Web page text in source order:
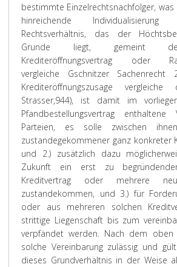
bestimmte Einzelrechtsnachfolger,
hinreichende
Rechtsverhältnis, das der
Grunde liegt, gemeint
Krediteröffnungsvertrag oder
vergleiche Gschnitzer
Krediteröffnungszusage
Strasser,944), ist damit im
Pfandbestellungsvertrag enthaltene
Parteien, es solle zwischen
zustandegekommener ganz konkreter
und 2.) zusätzlich dazu
Zukunft ein erst zu
Kreditvertrag oder mehrere
zustandekommen, und 3.) für
oder aus mehreren solchen
strittige Liegenschaft bis zum
verpfändet werden. Nach dem oben
solche Vereinbarung zulässig und
dieses Grundverhältnis in der Weise